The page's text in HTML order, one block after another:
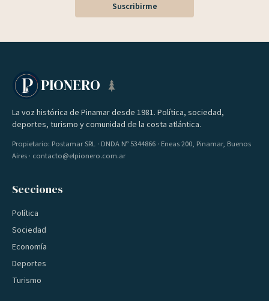
Suscribirme
PIONERO
La voz histórica de Pinamar desde 1981. Política, sociedad,
deportes, turismo y comunidad de la costa atlántica.
Propietario: Postamar SRL · DNDA Nº 5344866 · Eneas 200, Pinamar, Buenos
Aires · contacto@elpionero.com.ar
Secciones
Política
Sociedad
Economía
Deportes
Turismo